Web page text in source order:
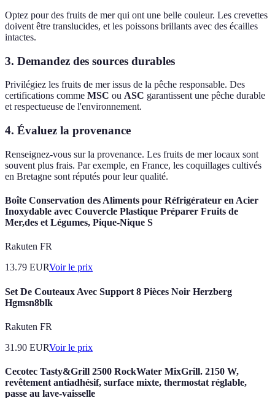
Optez pour des fruits de mer qui ont une belle couleur. Les crevettes
doivent être translucides, et les poissons brillants avec des écailles
intactes.
3. Demandez des sources durables
Privilégiez les fruits de mer issus de la pêche responsable. Des
certifications comme MSC ou ASC garantissent une pêche durable
et respectueuse de l'environnement.
4. Évaluez la provenance
Renseignez-vous sur la provenance. Les fruits de mer locaux sont
souvent plus frais. Par exemple, en France, les coquillages cultivés
en Bretagne sont réputés pour leur qualité.
Boîte Conservation des Aliments pour Réfrigérateur en Acier
Inoxydable avec Couvercle Plastique Préparer Fruits de
Mer,des et Légumes, Pique-Nique S
Rakuten FR
13.79 EURVoir le prix
Set De Couteaux Avec Support 8 Pièces Noir Herzberg
Hgmsn8blk
Rakuten FR
31.90 EURVoir le prix
Cecotec Tasty&Grill 2500 RockWater MixGrill. 2150 W,
revêtement antiadhésif, surface mixte, thermostat réglable,
passe au lave-vaisselle